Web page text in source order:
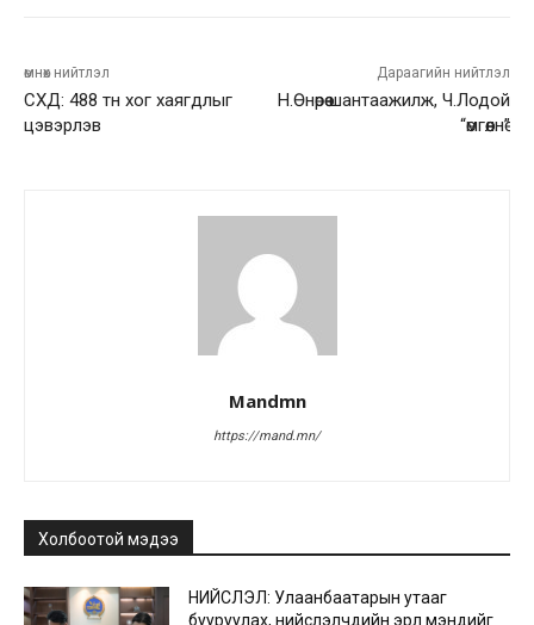
өмнөх нийтлэл
СХД: 488 тн хог хаягдлыг
цэвэрлэв
Дараагийн нийтлэл
Н.Өнөрөө шантаажилж, Ч.Лодой
“өмгөөлнө”
Mandmn
https://mand.mn/
Холбоотой мэдээ
НИЙСЛЭЛ: Улаанбаатарын утааг
бууруулах, нийслэлчүүдийн эрүүл мэндийг